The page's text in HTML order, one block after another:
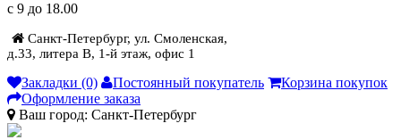
c 9 до 18.00
Санкт-Петербург, ул. Смоленская,
д.33, литера В, 1-й этаж, офис 1
Закладки (0) Постоянный покупатель
Корзина покупок
Оформление заказа
Ваш город: Санкт-Петербург